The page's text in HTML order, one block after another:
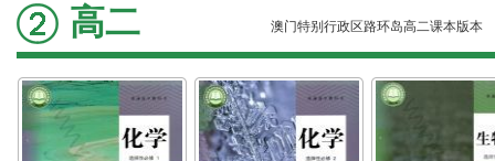
高二 澳门特别行政区路环岛高二课本版本